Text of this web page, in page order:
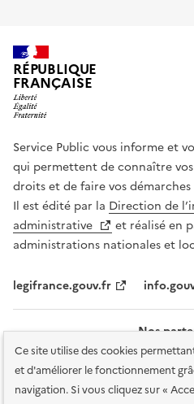
Ce site utilise des cookies
et d'améliorer le fonctionnement
navigation. Si vous cliquez sur «
RÉPUBLIQUE
FRANÇAISE
Service Public vous informe et
qui permettent de connaître
droits et de faire vos
Il est édité par la Direction de
administrative
et réalisé en
administrations nationales et
legifrance.gouv.fr
Nos